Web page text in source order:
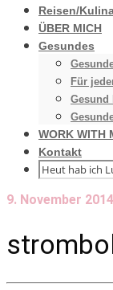
Reisen/
ÜBER MICH
Gesundes
Für
Gesund
WORK WITH
Kontakt
9. November 2014